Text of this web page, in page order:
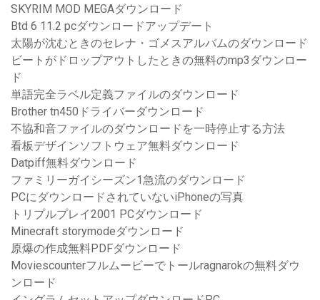
SKYRIM MOD MEGAダウンロード
Btd 6 11.2 pcダウンロードアップデート
太陽が沈むときのセレナ・ゴメスアルバムのダウンロード
ビートがドロップアウトしたときの無料のmp3ダウンロー
ド
単語完全ラベル定義ファイルのダウンロード
Brother tn450ドライバーダウンロード
不協和音ファイルのダウンロードを一時停止する方法
看板デザインソフトウェア無料ダウンロード
Datpiff無料ダウンロード
ファミリーガイシーズン1急流のダウンロード
PCにダウンロードされていないiPhoneの写真
トリプルプレイ2001 PCダウンロード
Minecraft storymodeダウンロード
原爆の作成無料PDFダウンロード
Moviescounterフルムービーでトールragnarokの無料ダウ
ンロード